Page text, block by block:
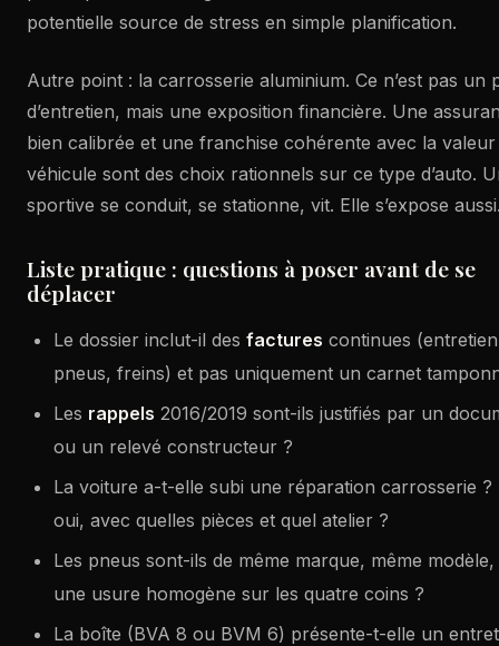
potentielle source de stress en simple planification.
Autre point : la carrosserie aluminium. Ce n’est pas un
d’entretien, mais une exposition financière. Une
bien calibrée et une franchise cohérente avec la
véhicule sont des choix rationnels sur ce type d’auto.
sportive se conduit, se stationne, vit. Elle s’expose
Liste pratique : questions à poser avant de se
déplacer
Le dossier inclut-il des factures continues
pneus, freins) et pas uniquement un carnet
Les rappels 2016/2019 sont-ils justifiés par un
ou un relevé constructeur ?
La voiture a-t-elle subi une réparation carrosserie ?
oui, avec quelles pièces et quel atelier ?
Les pneus sont-ils de même marque, même
une usure homogène sur les quatre coins ?
La boîte (BVA 8 ou BVM 6) présente-t-elle un